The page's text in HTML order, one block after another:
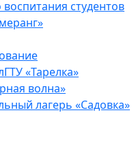
студентов
«Тарелка»
волна»
лагерь «Садовка»